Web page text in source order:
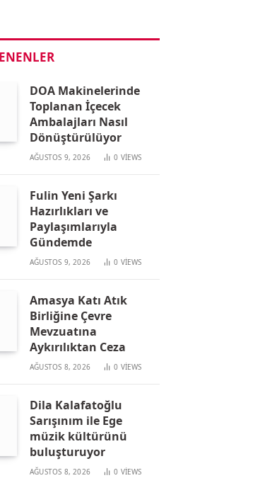
DOA Makinelerinde
Toplanan İçecek
Ambalajları Nasıl
Dönüştürülüyor
AĞUSTOS 9, 2026 0 VIEWS
Fulin Yeni Şarkı
Hazırlıkları ve
Paylaşımlarıyla
Gündemde
AĞUSTOS 9, 2026 0 VIEWS
Amasya Katı Atık
Birliğine Çevre
Mevzuatına
Aykırılıktan Ceza
AĞUSTOS 8, 2026 0 VIEWS
Dila Kalafatoğlu
Sarışınım ile Ege
müzik kültürünü
buluşturuyor
AĞUSTOS 8, 2026 0 VIEWS